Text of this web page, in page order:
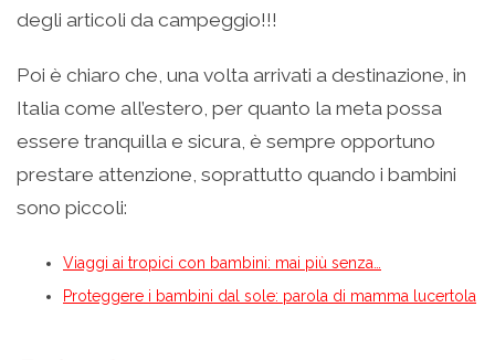
degli articoli da campeggio!!!
Poi è chiaro che, una volta arrivati a destinazione, in
Italia come all’estero, per quanto la meta possa
essere tranquilla e sicura, è sempre opportuno
prestare attenzione, soprattutto quando i bambini
sono piccoli:
Viaggi ai tropici con bambini: mai più senza…
Proteggere i bambini dal sole: parola di mamma lucertola